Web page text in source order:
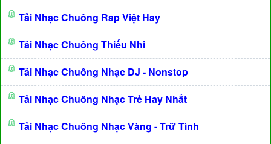
Tải Nhạc Chuông Rap Việt Hay
Tải Nhạc Chuông Thiếu Nhi
Tải Nhạc Chuông Nhạc DJ - Nonstop
Tải Nhạc Chuông Nhạc Trẻ Hay Nhất
Tải Nhạc Chuông Nhạc Vàng - Trữ Tình